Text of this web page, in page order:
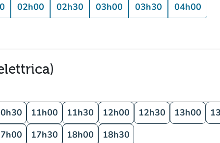
02h00 02h30 03h00 03h30 04h00
11h00 11h30 12h00 12h30 13h00
17h30 18h00 18h30